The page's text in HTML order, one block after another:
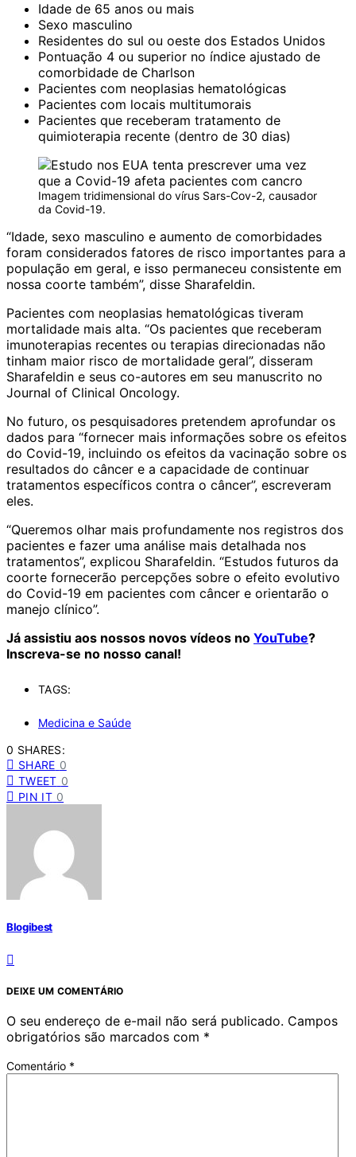
Idade de 65 anos ou mais
Sexo masculino
Residentes do sul ou oeste dos Estados Unidos
Pontuação 4 ou superior no índice ajustado de
comorbidade de Charlson
Pacientes com neoplasias hematológicas
Pacientes com locais multitumorais
Pacientes que receberam tratamento de
quimioterapia recente (dentro de 30 dias)
Imagem tridimensional do vírus Sars-Cov-2, causador
da Covid-19.
“Idade, sexo masculino e aumento de comorbidades
foram considerados fatores de risco importantes para a
população em geral, e isso permaneceu consistente em
nossa coorte também”, disse Sharafeldin.
Pacientes com neoplasias hematológicas tiveram
mortalidade mais alta. “Os pacientes que receberam
imunoterapias recentes ou terapias direcionadas não
tinham maior risco de mortalidade geral”, disseram
Sharafeldin e seus co-autores em seu manuscrito no
Journal of Clinical Oncology.
No futuro, os pesquisadores pretendem aprofundar os
dados para “fornecer mais informações sobre os efeitos
do Covid-19, incluindo os efeitos da vacinação sobre os
resultados do câncer e a capacidade de continuar
tratamentos específicos contra o câncer”, escreveram
eles.
“Queremos olhar mais profundamente nos registros dos
pacientes e fazer uma análise mais detalhada nos
tratamentos”, explicou Sharafeldin. “Estudos futuros da
coorte fornecerão percepções sobre o efeito evolutivo
do Covid-19 em pacientes com câncer e orientarão o
manejo clínico”.
Já assistiu aos nossos novos vídeos no YouTube?
Inscreva-se no nosso canal!
TAGS:
Medicina e Saúde
0 SHARES:
SHARE 0
TWEET 0
PIN IT 0
Blogibest
DEIXE UM COMENTÁRIO
O seu endereço de e-mail não será publicado. Campos
obrigatórios são marcados com *
Comentário *